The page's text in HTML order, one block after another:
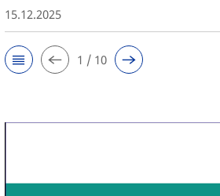
15.12.2025
1 / 10